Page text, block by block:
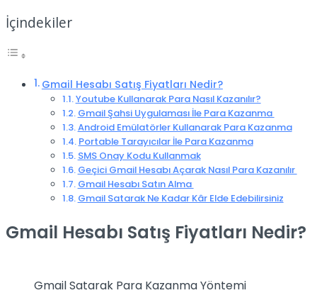
İçindekiler
Gmail Hesabı Satış Fiyatları Nedir?
Youtube Kullanarak Para Nasıl Kazanılır?
Gmail Şahsi Uygulaması İle Para Kazanma
Android Emülatörler Kullanarak Para Kazanma
Portable Tarayıcılar İle Para Kazanma
SMS Onay Kodu Kullanmak
Geçici Gmail Hesabı Açarak Nasıl Para Kazanılır
Gmail Hesabı Satın Alma
Gmail Satarak Ne Kadar Kâr Elde Edebilirsiniz
Gmail Hesabı Satış Fiyatları Nedir?
Gmail Satarak Para Kazanma Yöntemi